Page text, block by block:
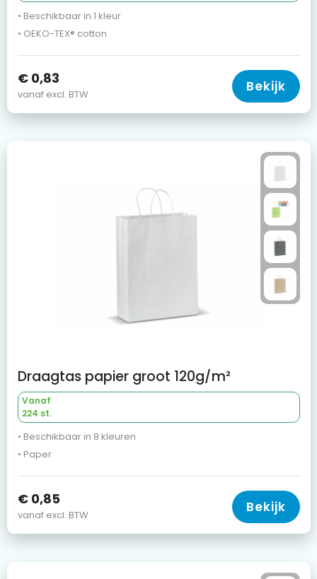
• Beschikbaar in 1 kleur
• OEKO-TEX® cotton
€ 0,83
vanaf excl. BTW Bekijk
Draagtas papier groot 120g/m²
Vanaf
224 st.
• Beschikbaar in 8 kleuren
• Paper
€ 0,85
vanaf excl. BTW Bekijk